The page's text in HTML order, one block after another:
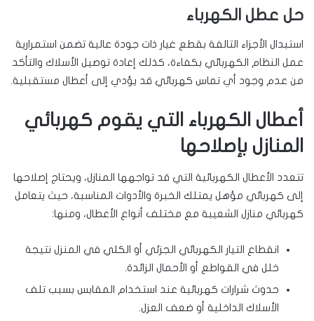
حل عطل الكهرباء
استبدال الأجزاء التالفة بقطع غيار ذات جودة عالية تضمن استمرارية
عمل النظام الكهربائي بكفاءة، كذلك إعادة توصيل الأسلاك والتأكد
من عدم وجود أي تماس كهربائي قد يؤدي إلى أعطال مستقبلية.
أعطال الكهرباء التي يقوم كهربائي
المنازل بإصلاحها
تتعدد الأعطال الكهربائية التي قد تواجهها المنازل، ويحتاج إصلاحها
إلى كهربائي مؤهل يمتلك الخبرة والأدوات المناسبة، حيث يتعامل
كهربائي منازل الشعيبة مع مختلف أنواع الأعطال، ومنها:
انقطاع التيار الكهربائي الجزئي أو الكلي في المنزل نتيجة
خلل في القواطع أو الأحمال الزائدة.
حدوث شرارات كهربائية عند استخدام المقابس بسبب تلف
الأسلاك الداخلية أو ضعف العزل.